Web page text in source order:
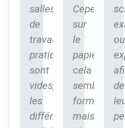
salles
de
travaux
pratiques
sont
vides,
les
différentes
Cependant,
sur
le
papier
cela
semble
formidable
mais
ou
de